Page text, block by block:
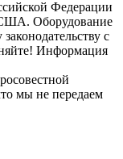
Федерации
Оборудование
с
Информация
мы не передаем